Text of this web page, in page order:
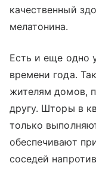
качественный
мелатонина.
Есть и еще одно
времени года.
жителям домов,
другу. Шторы в
только
обеспечивают
соседей